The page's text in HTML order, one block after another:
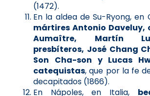
(1472).
En la aldea de Su-Ryong, en
mártires Antonio Daveluy,
Aumaître, Martín
presbíteros, José Chang
Son Cha-son y Lucas
catequistas, que por la fe
decapitados (1866).
En Nápoles, en Italia,